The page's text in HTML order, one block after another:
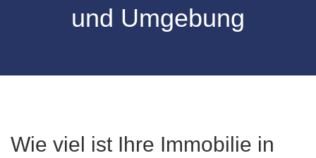
und Umgebung
Wie viel ist Ihre Immobilie in